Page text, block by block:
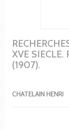
XVE SIECLE.
(1907).
CHATELAIN HENRI